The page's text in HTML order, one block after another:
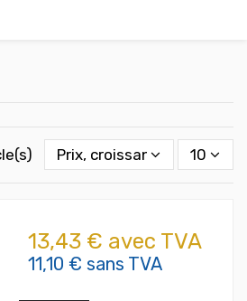
Prix, croissant 10
13,43 € avec TVA
11,10 € sans TVA